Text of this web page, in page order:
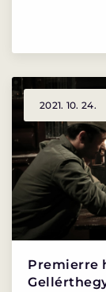
2021. 10. 24.
Premierre